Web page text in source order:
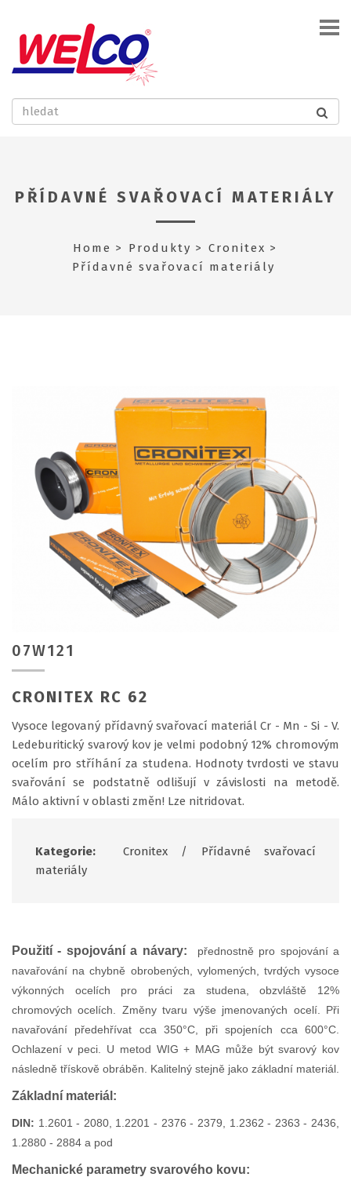
PŘÍDAVNÉ SVAŘOVACÍ MATERIÁLY
Home Produkty
Cronitex
Přídavné svařovací materiály
07W121
CRONITEX RC 62
Vysoce legovaný přídavný svařovací materiál Cr - Mn - Si - V.
Ledeburitický svarový kov je velmi podobný 12% chromovým
ocelím pro stříhání za studena. Hodnoty tvrdosti ve stavu
svařování se podstatně odlišují v závislosti na metodě.
Málo aktivní v oblasti změn! Lze nitridovat.
Kategorie: Cronitex/
Přídavné svařovací
materiály
Použití - spojování a návary: přednostně pro spojování a
navařování na chybně obrobených, vylomených, tvrdých vysoce
výkonných ocelích pro práci za studena, obzvláště 12%
chromových ocelích. Změny tvaru výše jmenovaných ocelí. Při
navařování předehřívat cca 350°C, při spojeních cca 600°C.
Ochlazení v peci. U metod WIG + MAG může být svarový kov
následně třískově obráběn. Kalitelný stejně jako základní materiál.
Základní materiál:
DIN: 1.2601 - 2080, 1.2201 - 2376 - 2379, 1.2362 - 2363 - 2436,
1.2880 - 2884 a pod
Mechanické parametry svarového kovu: